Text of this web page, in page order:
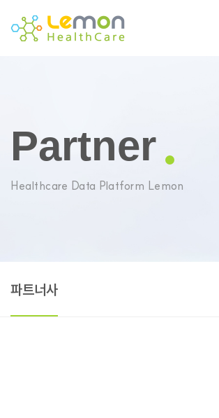
Partner
Healthcare Data Platform Lemon
파트너사